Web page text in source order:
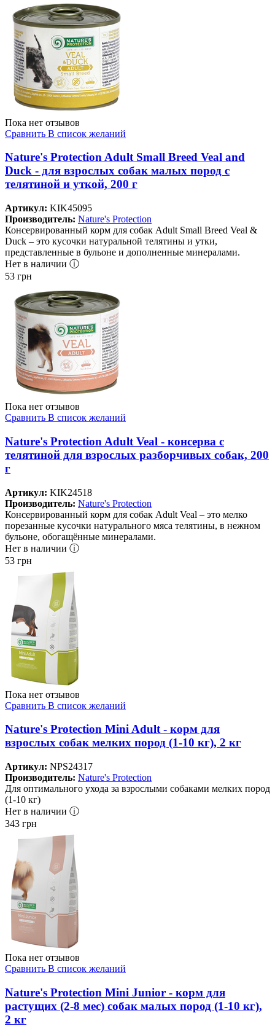
Пока нет отзывов
Сравнить В список желаний
Nature's Protection Adult Small Breed Veal and
Duck - для взрослых собак малых пород с
телятиной и уткой, 200 г
Артикул: KIK45095
Производитель: Nature's Protection
Консервированный корм для собак Adult Small Breed Veal &
Duck – это кусочки натуральной телятины и утки,
представленные в бульоне и дополненные минералами.
Нет в наличии ⓘ
53 грн
Пока нет отзывов
Сравнить В список желаний
Nature's Protection Adult Veal - консерва с
телятиной для взрослых разборчивых собак, 200
г
Артикул: KIK24518
Производитель: Nature's Protection
Консервированный корм для собак Adult Veal – это мелко
порезанные кусочки натурального мяса телятины, в нежном
бульоне, обогащённые минералами.
Нет в наличии ⓘ
53 грн
Пока нет отзывов
Сравнить В список желаний
Nature's Protection Mini Adult - корм для
взрослых собак мелких пород (1-10 кг), 2 кг
Артикул: NPS24317
Производитель: Nature's Protection
Для оптимального ухода за взрослыми собаками мелких пород
(1-10 кг)
Нет в наличии ⓘ
343 грн
Пока нет отзывов
Сравнить В список желаний
Nature's Protection Mini Junior - корм для
растущих (2-8 мес) собак малых пород (1-10 кг),
2 кг